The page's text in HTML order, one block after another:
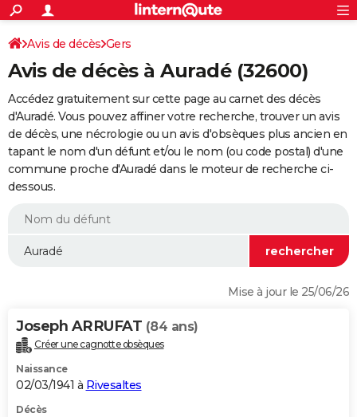
ACTUALITÉS
Politique
Société
Faits Divers
Education
Monde
Villes
+
SPORT
Coupe du monde 2026
Football
Tennis
Cyclisme
Rugby
Forum
Programme TV
TNT
Streaming
Cinéma
Sorties cinéma
Musique
+
FINANCE
Retraite
Epargne
Immobilier
Risques naturels par ville
Assurance
AUTO
Essais
Réserver un essai
Citadines
Berlines
SUV
Forum auto
+
HIGH-TECH
BRICOLAGE
WEEK-END
Alimentation
Guide de la santé
Maladies
Médicaments
Sommeil
VOYAGE
Destinations
City break
Voyage nature
Voyage de noces
Forum
Climat
+PHOTO
GUIDES D'ACHAT
Avis de décès Gers
Avis de décès à Auradé (32600)
Accédez gratuitement sur cette page au carnet des décès
d'Auradé. Vous pouvez affiner votre recherche, trouver un avis
de décès, une nécrologie ou un avis d'obsèques plus ancien en
tapant le nom d'un défunt et/ou le nom (ou code postal) d'une
commune proche d'Auradé dans le moteur de recherche ci-
dessous.
Mise à jour le 25/06/26
Joseph ARRUFAT (84 ans)
Créer une cagnotte obsèques
Naissance
02/03/1941 à Rivesaltes
Décès